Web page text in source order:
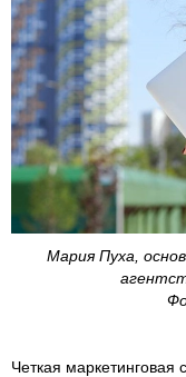
Мария Пуха,
Четкая маркетинговая